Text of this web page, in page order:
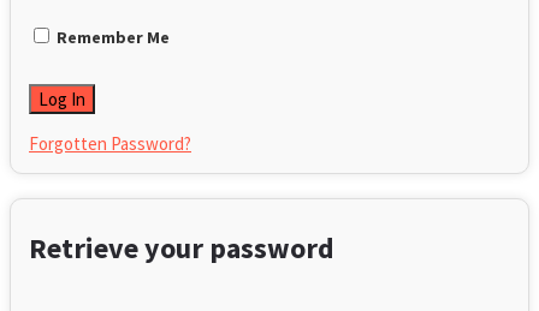
Remember Me
Forgotten Password?
Retrieve your password